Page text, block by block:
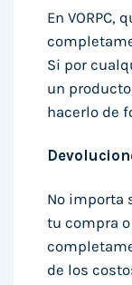
En VORPC,
Si por
un
hacerlo de
No importa
tu compra
de los